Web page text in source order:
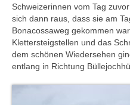
Schweizerinnen vom Tag
sich dann raus, dass sie am
Bonacossaweg gekommen
Klettersteigstellen und das
dem schönen Wiedersehen
entlang in Richtung